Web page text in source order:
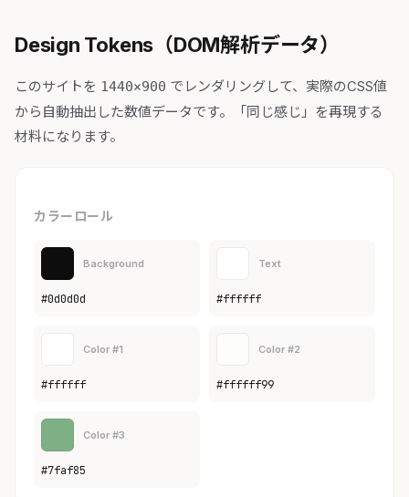
Design Tokens（DOM解析データ）
このサイトを 1440×900 でレンダリングして、実際のCSS値
から自動抽出した数値データです。「同じ感じ」を再現する
材料になります。
カラーロール
Background
#0d0d0d
Text
#ffffff
Color #1
#ffffff
Color #2
#ffffff99
Color #3
#7faf85